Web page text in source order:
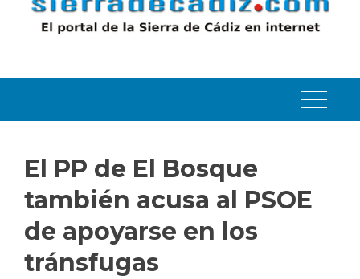
El PP de El Bosque
también acusa al PSOE
de apoyarse en los
tránsfugas